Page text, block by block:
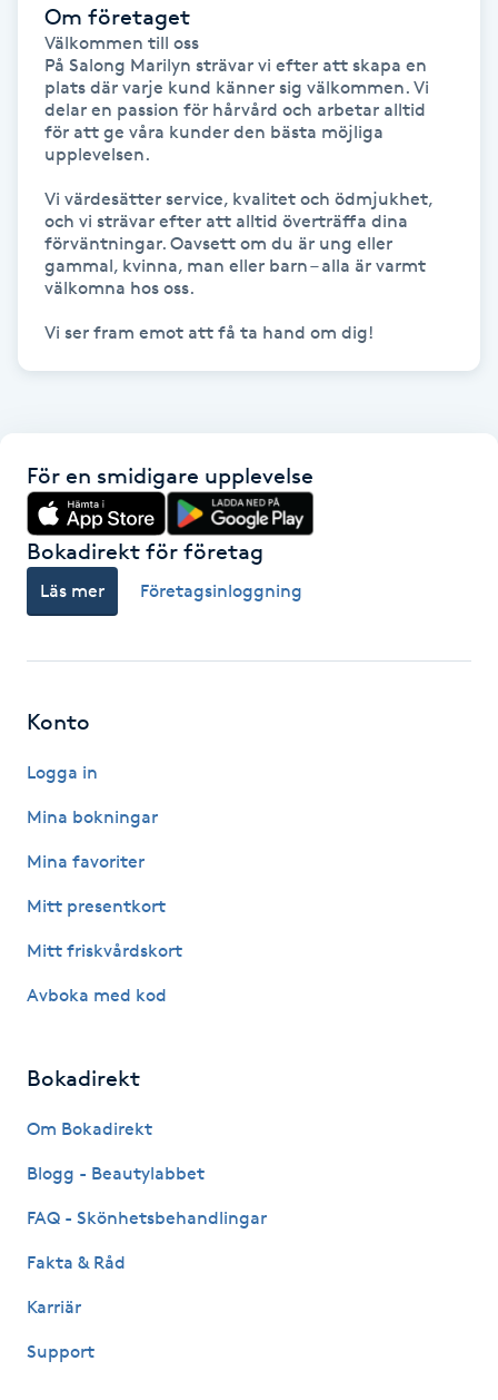
Kiropraktik
Klangmassage
Klippning & Slingor
Koppningsmassage
Kostrådgivning
Kroppsinpackning
Kroppspeeling
Laserbehandling
Lashlift Keratin
LED-ljusterapi
LPG
LPG-massage
Luggklippning
Om företaget
Välkommen till oss
På Salong Marilyn strävar vi efter att skapa en
plats där varje kund känner sig välkommen. Vi
delar en passion för hårvård och arbetar alltid
för att ge våra kunder den bästa möjliga
upplevelsen.
Vi värdesätter service, kvalitet och ödmjukhet,
och vi strävar efter att alltid överträffa dina
förväntningar. Oavsett om du är ung eller
gammal, kvinna, man eller barn – alla är varmt
välkomna hos oss.
Vi ser fram emot att få ta hand om dig!
För en smidigare upplevelse
Bokadirekt för företag
Läs mer Företagsinloggning
Konto
Logga in
Mina bokningar
Mina favoriter
Mitt presentkort
Mitt friskvårdskort
Avboka med kod
Bokadirekt
Om Bokadirekt
Blogg - Beautylabbet
FAQ - Skönhetsbehandlingar
Fakta & Råd
Karriär
Support